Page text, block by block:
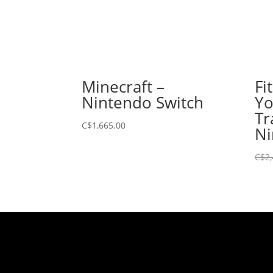
Minecraft –
Nintendo Switch
C$1,665.00
C$